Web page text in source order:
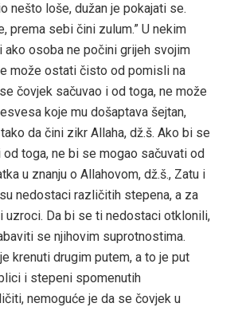
nešto loše, dužan je pokajati se.
prema sebi čini zulum.” U nekim
ako osoba ne počini grijeh svojim
može ostati čisto od pomisli na
čovjek sačuvao i od toga, ne može
koje mu došaptava šejtan,
da čini zikr Allaha, dž.š. Ako bi se
toga, ne bi se mogao sačuvati od
u znanju o Allahovom, dž.š., Zatu i
nedostaci različitih stepena, a za
uzroci. Da bi se ti nedostaci otklonili,
se njihovim suprotnostima.
krenuti drugim putem, a to je put
i stepeni spomenutih
nemoguće je da se čovjek u